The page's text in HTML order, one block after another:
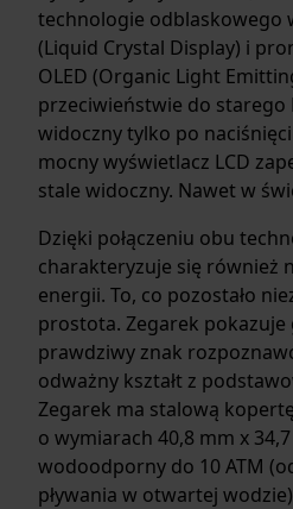
technologie odblaskowego
(Liquid Crystal Display) i
OLED (Organic Light
przeciwieństwie do starego
widoczny tylko po
mocny wyświetlacz LCD
stale widoczny. Nawet w
Dzięki połączeniu obu
charakteryzuje się również
energii. To, co pozostało
prostota. Zegarek pokazuje
prawdziwy znak
odważny kształt z
Zegarek ma stalową
o wymiarach 40,8 mm x
wodoodporny do 10 ATM
pływania w otwartej